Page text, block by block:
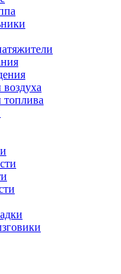
топлива